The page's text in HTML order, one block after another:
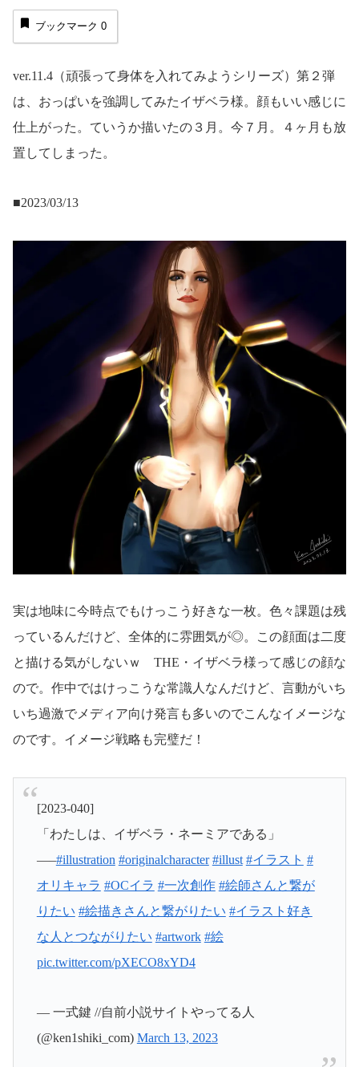
ブックマーク 0
ver.11.4（頑張って身体を入れてみようシリーズ）第２弾
は、おっぱいを強調してみたイザベラ様。顔もいい感じに
仕上がった。ていうか描いたの３月。今７月。４ヶ月も放
置してしまった。
■2023/03/13
実は地味に今時点でもけっこう好きな一枚。色々課題は残
っているんだけど、全体的に雰囲気が◎。この顔面は二度
と描ける気がしないｗ THE・イザベラ様って感じの顔な
ので。作中ではけっこうな常識人なんだけど、言動がいち
いち過激でメディア向け発言も多いのでこんなイメージな
のです。イメージ戦略も完璧だ！
[2023-040]
「わたしは、イザベラ・ネーミアである」
—–#illustration #originalcharacter #illust #イラスト #
オリキャラ #OCイラ #一次創作 #絵師さんと繋が
りたい #絵描きさんと繋がりたい #イラスト好き
な人とつながりたい #artwork #絵
pic.twitter.com/pXECO8xYD4
— 一式鍵 //自前小説サイトやってる人
(@ken1shiki_com) March 13, 2023